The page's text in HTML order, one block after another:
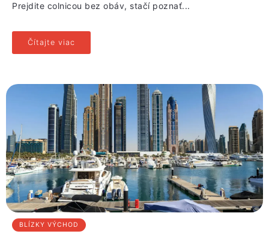
Prejdite colnicou bez obáv, stačí poznať...
Čítajte viac
BLÍZKY VÝCHOD